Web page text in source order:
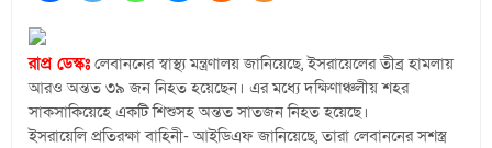
রাপ্র ডেস্কঃ লেবাননের স্বাস্থ্য মন্ত্রণালয় জানিয়েছে, ইসরায়েলের তীব্র হামলায়
আরও অন্তত ৩৯ জন নিহত হয়েছেন। এর মধ্যে দক্ষিণাঞ্চলীয় শহর
সাকসাকিয়েহে একটি শিশুসহ অন্তত সাতজন নিহত হয়েছে।
ইসরায়েলি প্রতিরক্ষা বাহিনী- আইডিএফ জানিয়েছে, তারা লেবাননের সশস্ত্র